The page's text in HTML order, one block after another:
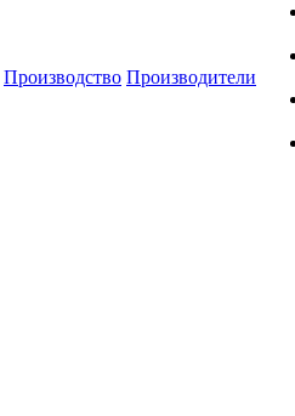
Производство Производители